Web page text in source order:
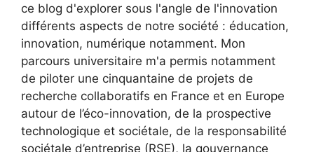
ce blog d'explorer sous l'angle de l'innovation
différents aspects de notre société : éducation,
innovation, numérique notamment. Mon
parcours universitaire m'a permis notamment
de piloter une cinquantaine de projets de
recherche collaboratifs en France et en Europe
autour de l’éco-innovation, de la prospective
technologique et sociétale, de la responsabilité
sociétale d’entreprise (RSE), la gouvernance